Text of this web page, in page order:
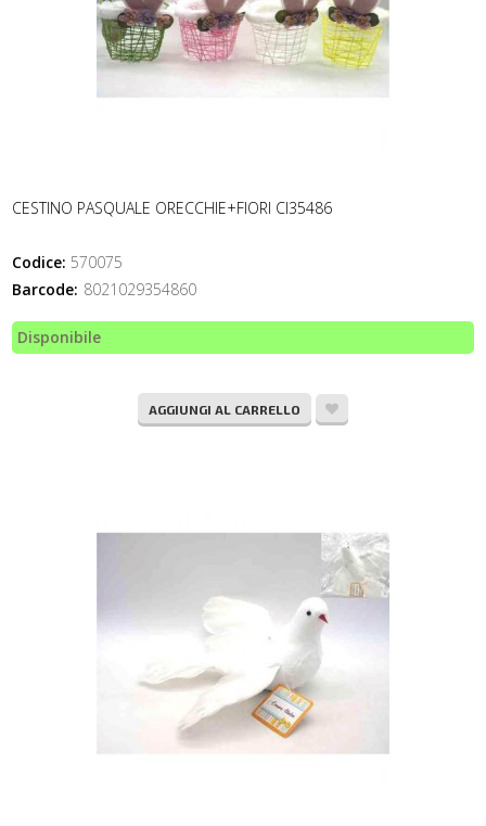
CESTINO PASQUALE ORECCHIE+FIORI CI35486
Codice: 570075
Barcode: 8021029354860
Disponibile
AGGIUNGI AL CARRELLO